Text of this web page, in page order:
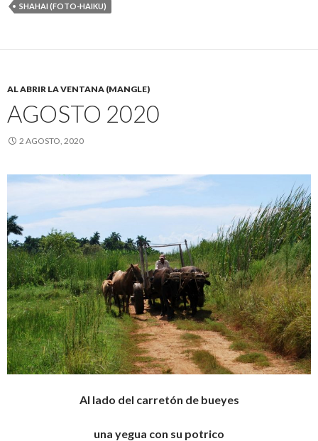
SHAHAI (FOTO-HAIKU)
AL ABRIR LA VENTANA (MANGLE)
AGOSTO 2020
2 AGOSTO, 2020
Al lado del carretón de bueyes
una yegua con su potrico